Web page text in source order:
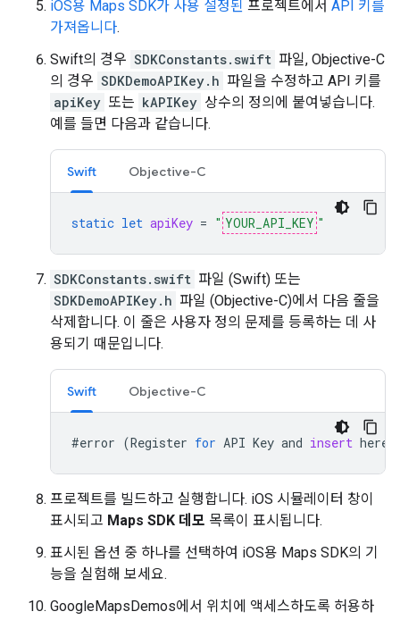
iOS용 Maps SDK가 사용 설정된 프로젝트에서 API 키를
가져옵니다.
Swift의 경우 SDKConstants.swift 파일, Objective-C
의 경우 SDKDemoAPIKey.h 파일을 수정하고 API 키를
apiKey 또는 kAPIKey 상수의 정의에 붙여넣습니다.
예를 들면 다음과 같습니다.
Swift Objective-C
static let apiKey = " YOUR_API_KEY "
SDKConstants.swift 파일 (Swift) 또는
SDKDemoAPIKey.h 파일 (Objective-C)에서 다음 줄을
삭제합니다. 이 줄은 사용자 정의 문제를 등록하는 데 사
용되기 때문입니다.
Swift Objective-C
#error (Register for API Key and insert here
프로젝트를 빌드하고 실행합니다. iOS 시뮬레이터 창이
표시되고 Maps SDK 데모 목록이 표시됩니다.
표시된 옵션 중 하나를 선택하여 iOS용 Maps SDK의 기
능을 실험해 보세요.
GoogleMapsDemos에서 위치에 액세스하도록 허용하